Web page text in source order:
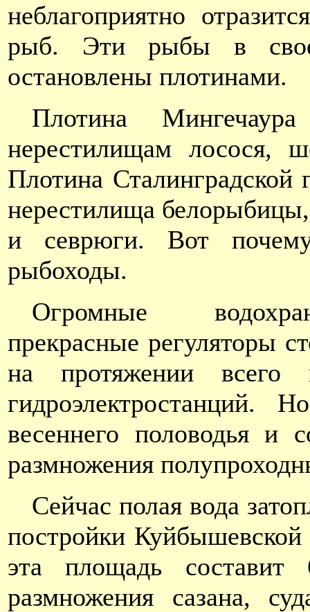
неблагоприятно
рыб. Эти рыбы в
остановлены плотинами.
Плотина
нерестилищам лосося,
Плотина Сталинградской
нерестилища
и севрюги. Вот
рыбоходы.
Огромные
прекрасные регуляторы
на протяжении
гидроэлектростанций.
весеннего половодья
размножения
Сейчас полая вода
постройки Куйбышевской
эта площадь
размножения сазана,